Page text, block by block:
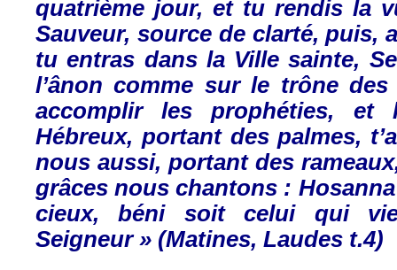
quatrième jour, et tu rendis la
Sauveur, source de clarté,puis,
tu entras dansla Villesainte,
l’ânon comme surle trône
accomplirlesprophéties, et
Hébreux, portantdespalmes,
nous aussi, portantdes rameaux
grâces nous chantons :
cieux, béni soit celuiqui
Seigneur » (Matines, Laudes t.4)